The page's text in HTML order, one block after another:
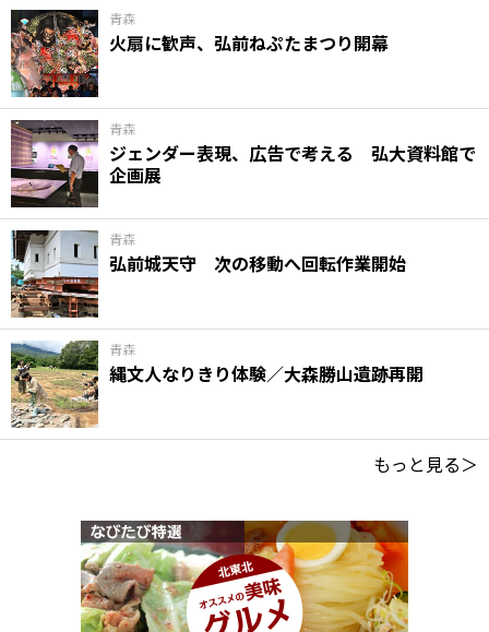
青森
火扇に歓声、弘前ねぷたまつり開幕
青森
ジェンダー表現、広告で考える 弘大資料館で
企画展
青森
弘前城天守 次の移動へ回転作業開始
青森
縄文人なりきり体験／大森勝山遺跡再開
もっと見る＞